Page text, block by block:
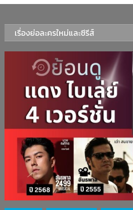
เรื่องย่อละครใหม่และซีรีส์